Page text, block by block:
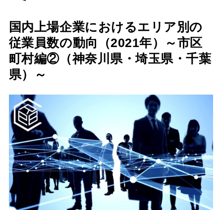
国内上場企業におけるエリア別の
従業員数の動向（2021年）～市区
町村編②（神奈川県・埼玉県・千葉
県）～